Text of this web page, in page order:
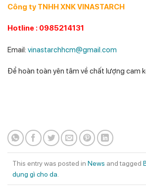
Công ty TNHH XNK VINASTARCH
Hotline : 0985214131
Email: vinastarchhcm@gmail.com
Để hoàn toàn yên tâm về chất lượng cam
This entry was posted in News and tagged
dụng gì cho da